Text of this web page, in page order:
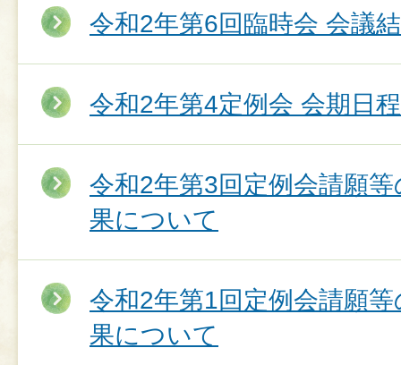
令和2年第6回臨時会 会議
令和2年第4定例会 会期日程
令和2年第3回定例会請願
果について
令和2年第1回定例会請願
果について